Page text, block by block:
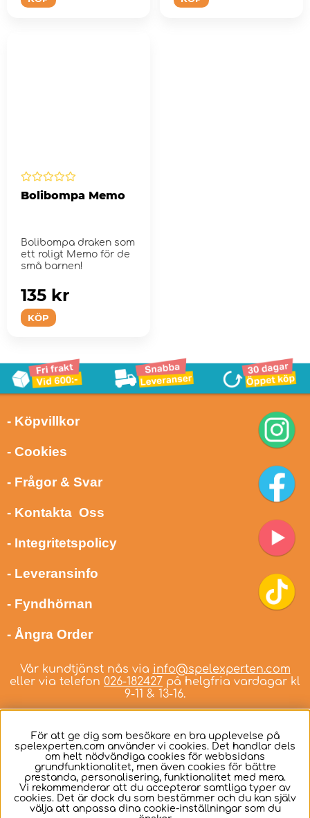
Bolibompa Memo
Bolibompa draken som
ett roligt Memo för de
små barnen!
KÖP
135 kr
- Köpvillkor
- Cookies
- Frågor & Svar
- Kontakta Oss
- Integritetspolicy
- Leveransinfo
- Fyndhörnan
- Ångra Order
Vår kundtjänst nås via info@spelexperten.com
eller via telefon 026-182427 på helgfria vardagar kl
9-11 & 13-16.
Svenska
För att ge dig som besökare en bra upplevelse på
spelexperten.com använder vi cookies. Det handlar dels
om helt nödvändiga cookies för webbsidans
grundfunktionalitet, men även cookies för bättre
prestanda, personalisering, funktionalitet med mera.
Vi rekommenderar att du accepterar samtliga typer av
cookies. Det är dock du som bestämmer och du kan själv
välja att anpassa dina cookie-inställningar som du